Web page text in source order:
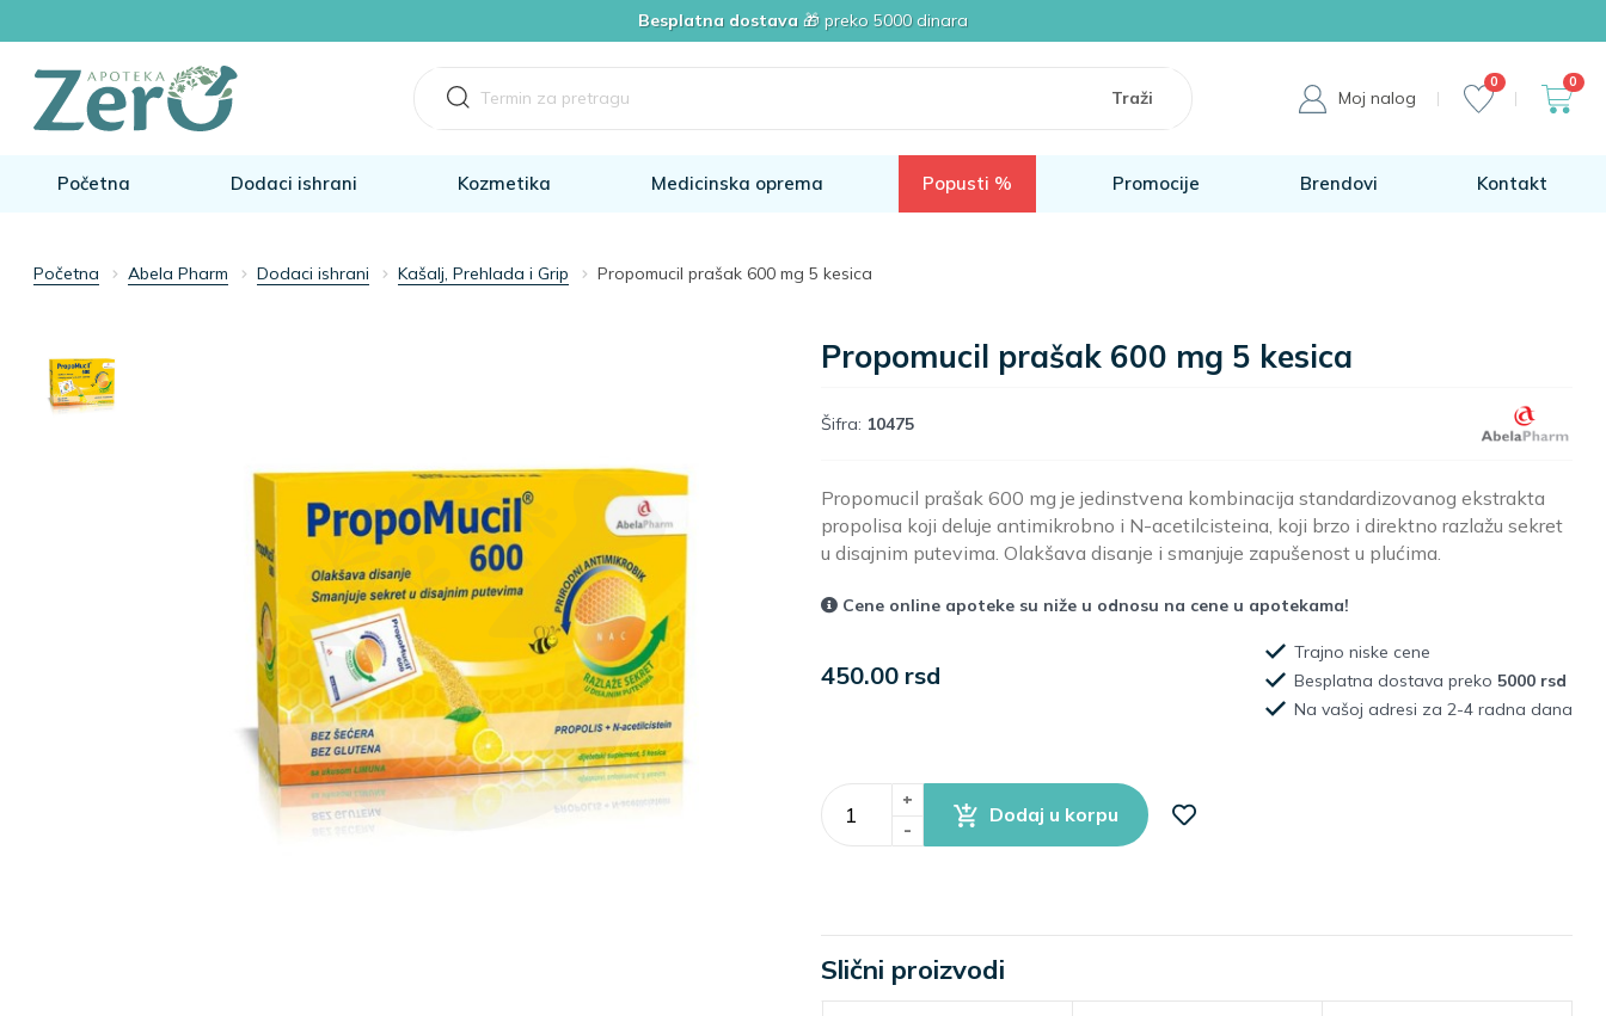
Besplatna dostava🎁 preko 5000 dinara
Moj nalog
0 0
Početna Dodaci ishrani Kozmetika Medicinska oprema Popusti % Promocije Brendovi Kontakt
Početna Abela Pharm Dodaci ishrani Kašalj, Prehlada i Grip Propomucil prašak 600 mg 5 kesica
Propomucil prašak 600 mg 5 kesica
Šifra: 10475
Propomucil prašak 600 mg je jedinstvena kombinacija standardizovanog ekstrakta
propolisa koji deluje antimikrobno i N-acetilcisteina, koji brzo i direktno razlažu sekret
u disajnim putevima. Olakšava disanje i smanjuje zapušenost u plućima.
Cene online apoteke su niže u odnosu na cene u apotekama!
450.00 rsd
Trajno niske cene
Besplatna dostava preko 5000 rsd
Na vašoj adresi za 2-4 radna dana
+
-
Dodaj u korpu
Slični proizvodi